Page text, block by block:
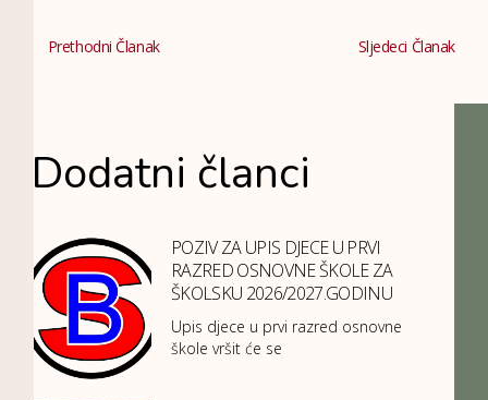
Prethodni Članak Sljedeci Članak
Dodatni članci
POZIV ZA UPIS DJECE U PRVI
RAZRED OSNOVNE ŠKOLE ZA
ŠKOLSKU 2026/2027.GODINU
Upis djece u prvi razred osnovne
škole vršit će se